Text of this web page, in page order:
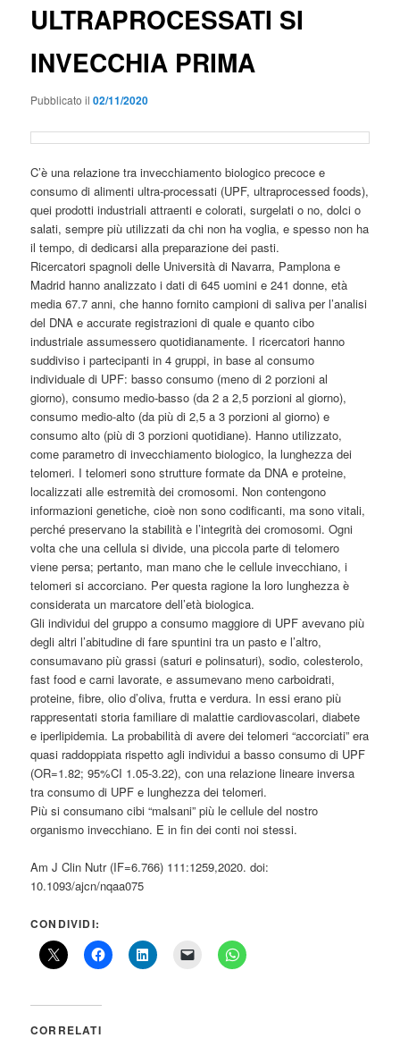
ULTRAPROCESSATI SI
INVECCHIA PRIMA
Pubblicato il02/11/2020
C’è una relazione tra invecchiamento biologico precoce e
consumo di alimenti ultra-processati (UPF, ultraprocessed foods),
quei prodotti industriali attraenti e colorati, surgelati o no, dolci o
salati, sempre più utilizzati da chi non ha voglia, e spesso non ha
il tempo, di dedicarsi alla preparazione dei pasti.
Ricercatori spagnoli delle Università di Navarra, Pamplona e
Madrid hanno analizzato i dati di 645 uomini e 241 donne, età
media 67.7 anni, che hanno fornito campioni di saliva per l’analisi
del DNA e accurate registrazioni di quale e quanto cibo
industriale assumessero quotidianamente. I ricercatori hanno
suddiviso i partecipanti in 4 gruppi, in base al consumo
individuale di UPF: basso consumo (meno di 2 porzioni al
giorno), consumo medio-basso (da 2 a 2,5 porzioni al giorno),
consumo medio-alto (da più di 2,5 a 3 porzioni al giorno) e
consumo alto (più di 3 porzioni quotidiane). Hanno utilizzato,
come parametro di invecchiamento biologico, la lunghezza dei
telomeri. I telomeri sono strutture formate da DNA e proteine,
localizzati alle estremità dei cromosomi. Non contengono
informazioni genetiche, cioè non sono codificanti, ma sono vitali,
perché preservano la stabilità e l’integrità dei cromosomi. Ogni
volta che una cellula si divide, una piccola parte di telomero
viene persa; pertanto, man mano che le cellule invecchiano, i
telomeri si accorciano. Per questa ragione la loro lunghezza è
considerata un marcatore dell’età biologica.
Gli individui del gruppo a consumo maggiore di UPF avevano più
degli altri l’abitudine di fare spuntini tra un pasto e l’altro,
consumavano più grassi (saturi e polinsaturi), sodio, colesterolo,
fast food e carni lavorate, e assumevano meno carboidrati,
proteine, fibre, olio d’oliva, frutta e verdura. In essi erano più
rappresentati storia familiare di malattie cardiovascolari, diabete
e iperlipidemia. La probabilità di avere dei telomeri “accorciati” era
quasi raddoppiata rispetto agli individui a basso consumo di UPF
(OR=1.82; 95%CI 1.05-3.22), con una relazione lineare inversa
tra consumo di UPF e lunghezza dei telomeri.
Più si consumano cibi “malsani” più le cellule del nostro
organismo invecchiano. E in fin dei conti noi stessi.
Am J Clin Nutr (IF=6.766) 111:1259,2020. doi:
10.1093/ajcn/nqaa075
CONDIVIDI:
CORRELATI